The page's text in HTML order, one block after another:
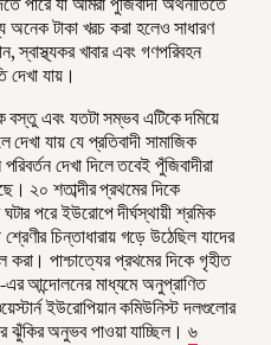
অনেক টাকা খরচ করা হলেও সাধারণ
খাবার এবং গণপরিবহন
দেখা যায়।
বস্তু এবং যতটা সম্ভব এটিকে দমিয়ে
যায় যে প্রতিবাদী সামাজিক
দেখা দিলে তবেই পুঁজিবাদীরা
২০ শতাব্দীর প্রথমের দিকে
পরে ইউরোপে দীর্ঘস্থায়ী শ্রমিক
চিন্তাধারায় গড়ে উঠেছিল যাদের
করা। পাশ্চাত্যের প্রথমের দিকে গৃহীত
আন্দোলনের মাধ্যমে অনুপ্রাণিত
ইউরোপিয়ান কমিউনিস্ট দলগুলোর
ঝুঁকির অনুভব পাওয়া যাচ্ছিল। ৬